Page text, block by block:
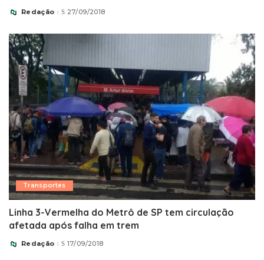
Posted
Redação 27/09/2018
Transportes
Linha 3-Vermelha do Metrô de SP tem circulação
afetada após falha em trem
Posted
Redação 17/09/2018